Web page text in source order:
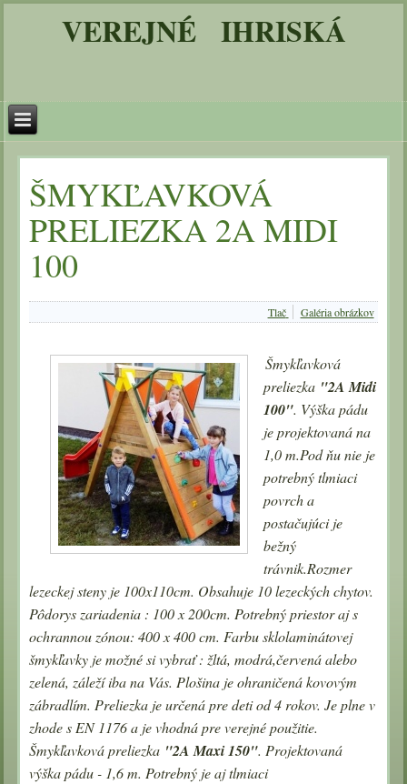
VEREJNÉ IHRISKÁ
ŠMYKĽAVKOVÁ
PRELIEZKA 2A MIDI
100
Tlač Galéria obrázkov
Šmykľavková
preliezka "2A Midi
100". Výška pádu
je projektovaná na
1,0m.Pod ňu nie je
potrebný tlmiaci
povrch a
postačujúci je
bežný
trávnik.Rozmer
lezeckej steny je 100x110cm. Obsahuje 10 lezeckých chytov.
Pôdorys zariadenia : 100 x 200cm. Potrebný priestor aj s
ochrannou zónou: 400 x 400 cm. Farbu sklolaminátovej
šmykľavky je možné si vybrať : žltá, modrá,červená alebo
zelená, záleží iba na Vás. Plošina je ohraničená kovovým
zábradlím. Preliezka je určená pre deti od 4 rokov. Je plne v
zhode s EN 1176 a je vhodná pre verejné použitie.
Šmykľavková preliezka "2A Maxi 150". Projektovaná
výška pádu - 1,6 m. Potrebný je aj tlmiaci